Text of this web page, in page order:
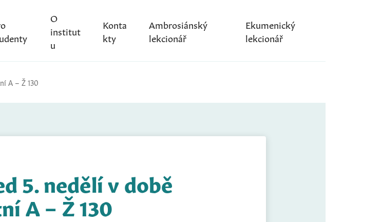
O
institut
u
Konta
kty
Ambrosiánský
lekcionář
Ekumenický
lekcionář
A – Ž 130
5. nedělí v době
A – Ž 130